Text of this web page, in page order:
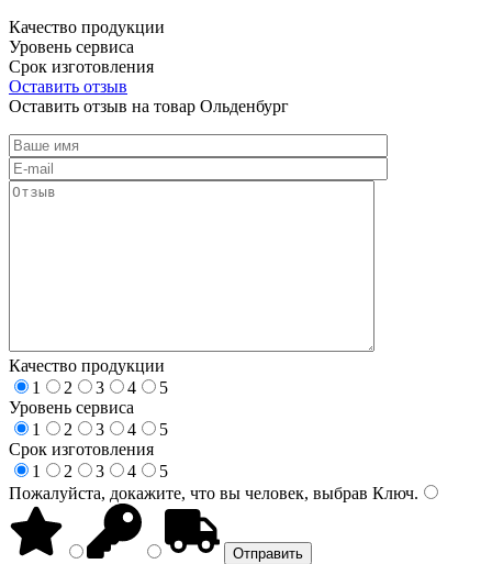
Качество продукции
Уровень сервиса
Срок изготовления
Оставить отзыв
Оставить отзыв на товар Ольденбург
Качество продукции
1
2 3 4
5
Уровень сервиса
1
2 3 4
5
Срок изготовления
1
2 3 4
5
Пожалуйста, докажите, что вы человек, выбрав Ключ.